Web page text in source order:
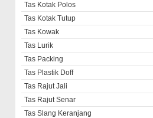
Tas Kotak Polos
Tas Kotak Tutup
Tas Kowak
Tas Lurik
Tas Packing
Tas Plastik Doff
Tas Rajut Jali
Tas Rajut Senar
Tas Slang Keranjang